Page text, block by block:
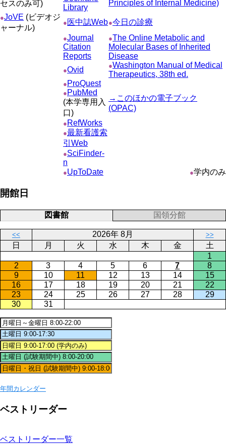
セスのみ可)
Library
Principles of Internal Medicine)
●JoVE (ビデオジ
ャーナル)
● 医中誌Web●今日の診療
●Journal
Citation
Reports
●The Online Metabolic and
Molecular Bases of Inherited
Disease
●Ovid ●Washington Manual of Medical
Therapeutics, 38th ed.
● ProQuest
● PubMed
(本学専用入
口)
→このほかの電子ブック
(OPAC)
● RefWorks
●最新看護索
引Web
●SciFinder-
n
●UpToDate ●学内のみ
開館日
図書館 国領分館
<< 2026年 8月 >>
日 月 火 水 木 金
土
1
2
3 4 5 6 7
8
9
10 11 12 13 14
15
16
17 18 19 20 21
22
23
24 25 26 27 28
29
30
31
年間カレンダー
ベストリーダー
ベストリーダー一覧